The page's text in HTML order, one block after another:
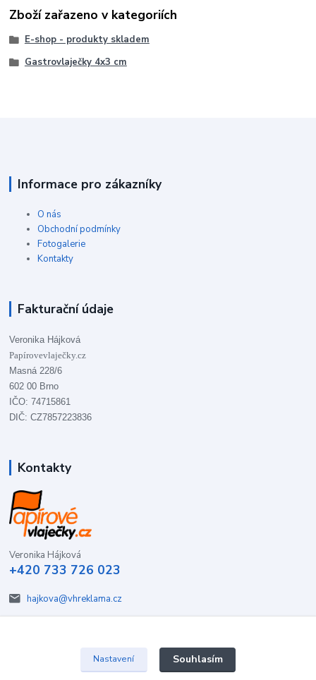
Zboží zařazeno v kategoriích
E-shop - produkty skladem
Gastrovlaječky 4x3 cm
Informace pro zákazníky
O nás
Obchodní podmínky
Fotogalerie
Kontakty
Fakturační údaje
Veronika Hájková
Papírovevlaječky.cz
Masná 228/6
602 00 Brno
IČO: 74715861
DIČ: CZ7857223836
Kontakty
Veronika Hájková
+420 733 726 023
hajkova@vhreklama.cz
Nastavení Souhlasím